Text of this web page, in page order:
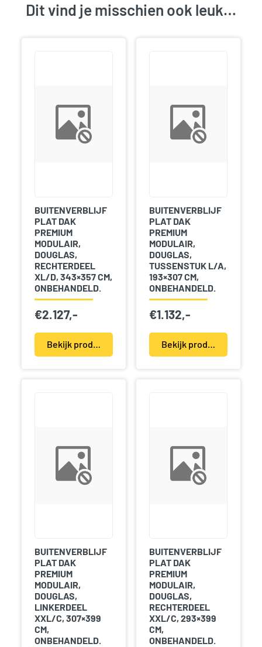
Dit vind je misschien ook leuk…
BUITENVERBLIJF
PLAT DAK
PREMIUM
MODULAIR,
DOUGLAS,
RECHTERDEEL
XL/D, 343×357 CM,
ONBEHANDELD.
€2.127,-
Bekijk product(en)
BUITENVERBLIJF
PLAT DAK
PREMIUM
MODULAIR,
DOUGLAS,
TUSSENSTUK L/A,
193×307 CM,
ONBEHANDELD.
€1.132,-
Bekijk product(en)
BUITENVERBLIJF
PLAT DAK
PREMIUM
MODULAIR,
DOUGLAS,
LINKERDEEL
XXL/C, 307×399
CM,
ONBEHANDELD.
BUITENVERBLIJF
PLAT DAK
PREMIUM
MODULAIR,
DOUGLAS,
RECHTERDEEL
XXL/C, 293×399
CM,
ONBEHANDELD.